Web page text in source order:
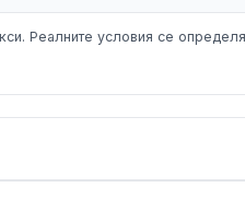
Реалните условия се